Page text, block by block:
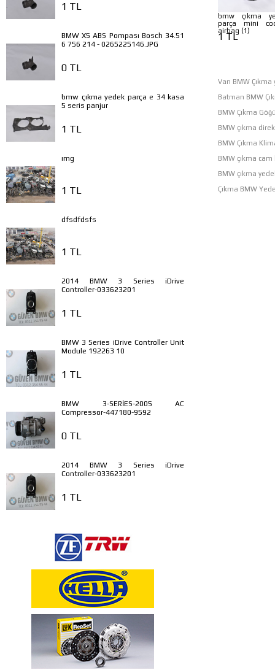
1 TL
BMW X5 ABS Pompası Bosch 34.51
6 756 214 - 0265225146.JPG
0 TL
bmw çıkma yedek parça e 34 kasa
5 seris panjur
1 TL
ımg
1 TL
dfsdfdsfs
1 TL
2014 BMW 3 Series iDrive
Controller-033623201
1 TL
BMW 3 Series iDrive Controller Unit
Module 192263 10
1 TL
BMW 3-SERİES-2005 AC
Compressor-447180-9592
0 TL
2014 BMW 3 Series iDrive
Controller-033623201
1 TL
bmw çıkma
parça mini
airbag (1)
1 TL
Van BMW Çıkma
Batman BMW
BMW Çıkma
BMW çıkma
BMW Çıkma
BMW çıkma cam
BMW çıkma
Çıkma BMW